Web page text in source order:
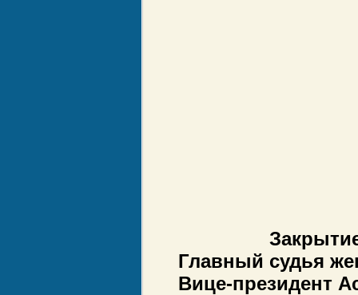
Главный судья
Вице-президент